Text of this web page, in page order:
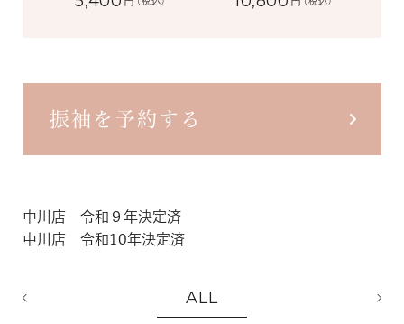
振袖を予約する
中川店 令和９年決定済
中川店 令和10年決定済
ALL